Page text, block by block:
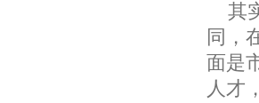
其
同，
面是
人才